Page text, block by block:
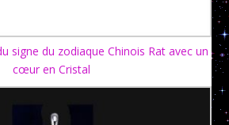
signe du zodiaque Chinois Rat avec un
cœur en Cristal